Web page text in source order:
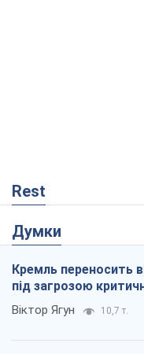
Rest
Думки
Кремль переносить
під загрозою
Віктор Ягун 10,7 т.